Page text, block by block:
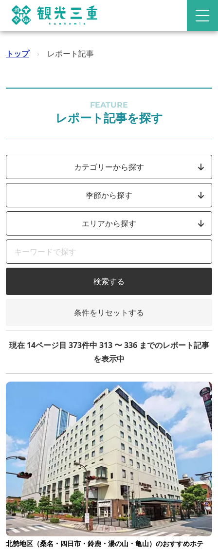
トップ › レポート記事
FEATURE
レポート記事を探す
カテゴリーから探す
季節から探す
エリアから探す
検索する
条件をリセットする
現在 14ページ目 373件中 313 〜 336 までのレポート記事
を表示中
北勢地区（桑名・四日市・鈴鹿・湯の山・亀山）のおすすめホテ